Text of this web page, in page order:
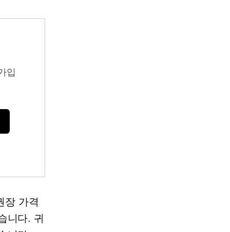
입
장 가격
니다. 귀